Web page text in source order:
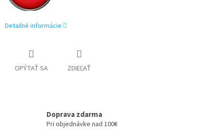
Detailné informácie
OPÝTAŤ SA ZDIEĽAŤ
Doprava zdarma
Pri objednávke nad 100€